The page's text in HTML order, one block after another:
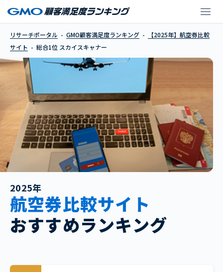
リサーチポータル GMO顧客満足度ランキング
【2025年】航空券比較
サイト
総合1位 スカイスキャナー
2025年
航空券比較サイト
おすすめランキング